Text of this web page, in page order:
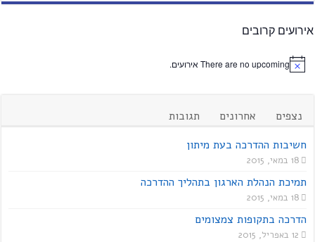
אירועים קרובים
There are no upcoming אירועים.
נצפים אחרונים
תגובות
חשיבות ההדרכה בעת מיתון
18 במאי, 2015
תמיכת הנהלת הארגון בתהליך ההדרכה
18 במאי, 2015
הדרכה בתקופות צמצומים
12 באפריל, 2015